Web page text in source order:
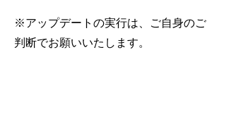
※アップデートの実行は、ご自身のご
判断でお願いいたします。